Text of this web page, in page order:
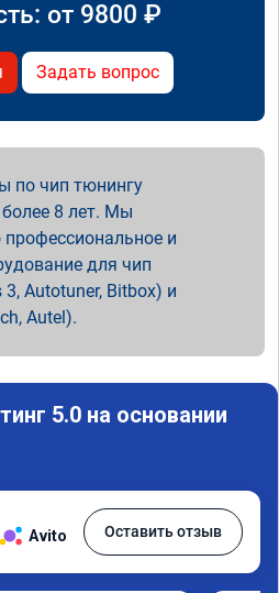
от 9800 ₽
Задать вопрос
по чип тюнингу
8 лет. Мы
и
для чип
Autotuner, Bitbox) и
Autel).
5.0 на основании
Avito Оставить отзыв